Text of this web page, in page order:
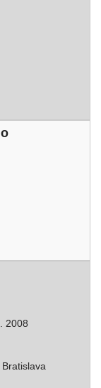
2008